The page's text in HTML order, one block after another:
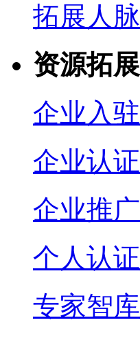
拓展人脉
资源拓展
企业入驻
企业认证
企业推广
个人认证
专家智库